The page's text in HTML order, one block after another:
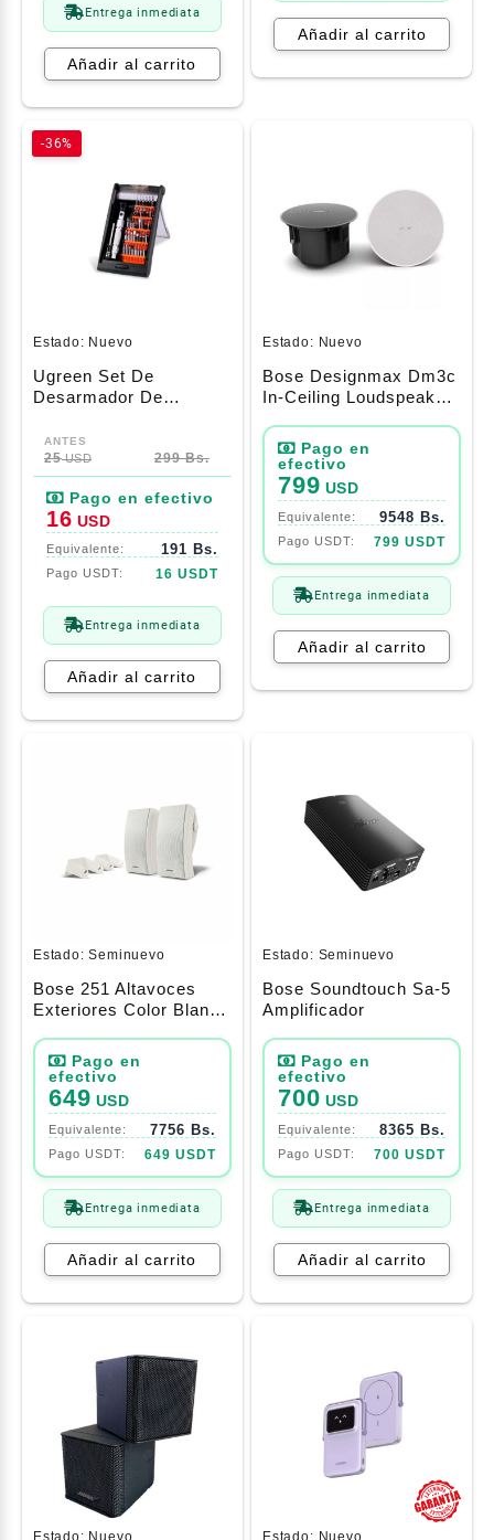
Entrega inmediata
Añadir al carrito
Añadir al carrito
-36%
Estado: Nuevo
Ugreen Set De
Desarmador De
25USD 299 Bs.
16 USD
191 Bs.
16 USDT
Entrega inmediata
Añadir al carrito
Estado: Nuevo
Bose Designmax Dm3c
In-Ceiling Loudspeaker
799 USD
9548 Bs.
799 USDT
Entrega inmediata
Añadir al carrito
Estado:Seminuevo
Bose 251 Altavoces
Exteriores Color Blanco
649 USD
7756 Bs.
649 USDT
Entrega inmediata
Añadir al carrito
Estado: Seminuevo
Bose Soundtouch Sa-5
Amplificador
700 USD
8365 Bs.
700 USDT
Entrega inmediata
Añadir al carrito